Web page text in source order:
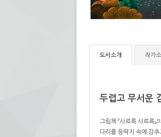
도서소개 작가
두렵고 무서운
그림책 『사르륵 사르륵
다리를 등딱지 속에 감